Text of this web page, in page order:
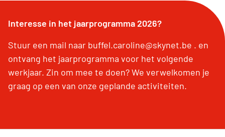
Interesse in het jaarprogramma 2026?
Stuur een mail naar buffel.caroline@skynet.be . en
ontvang het jaarprogramma voor het volgende
werkjaar. Zin om mee te doen? We verwelkomen je
graag op een van onze geplande activiteiten.